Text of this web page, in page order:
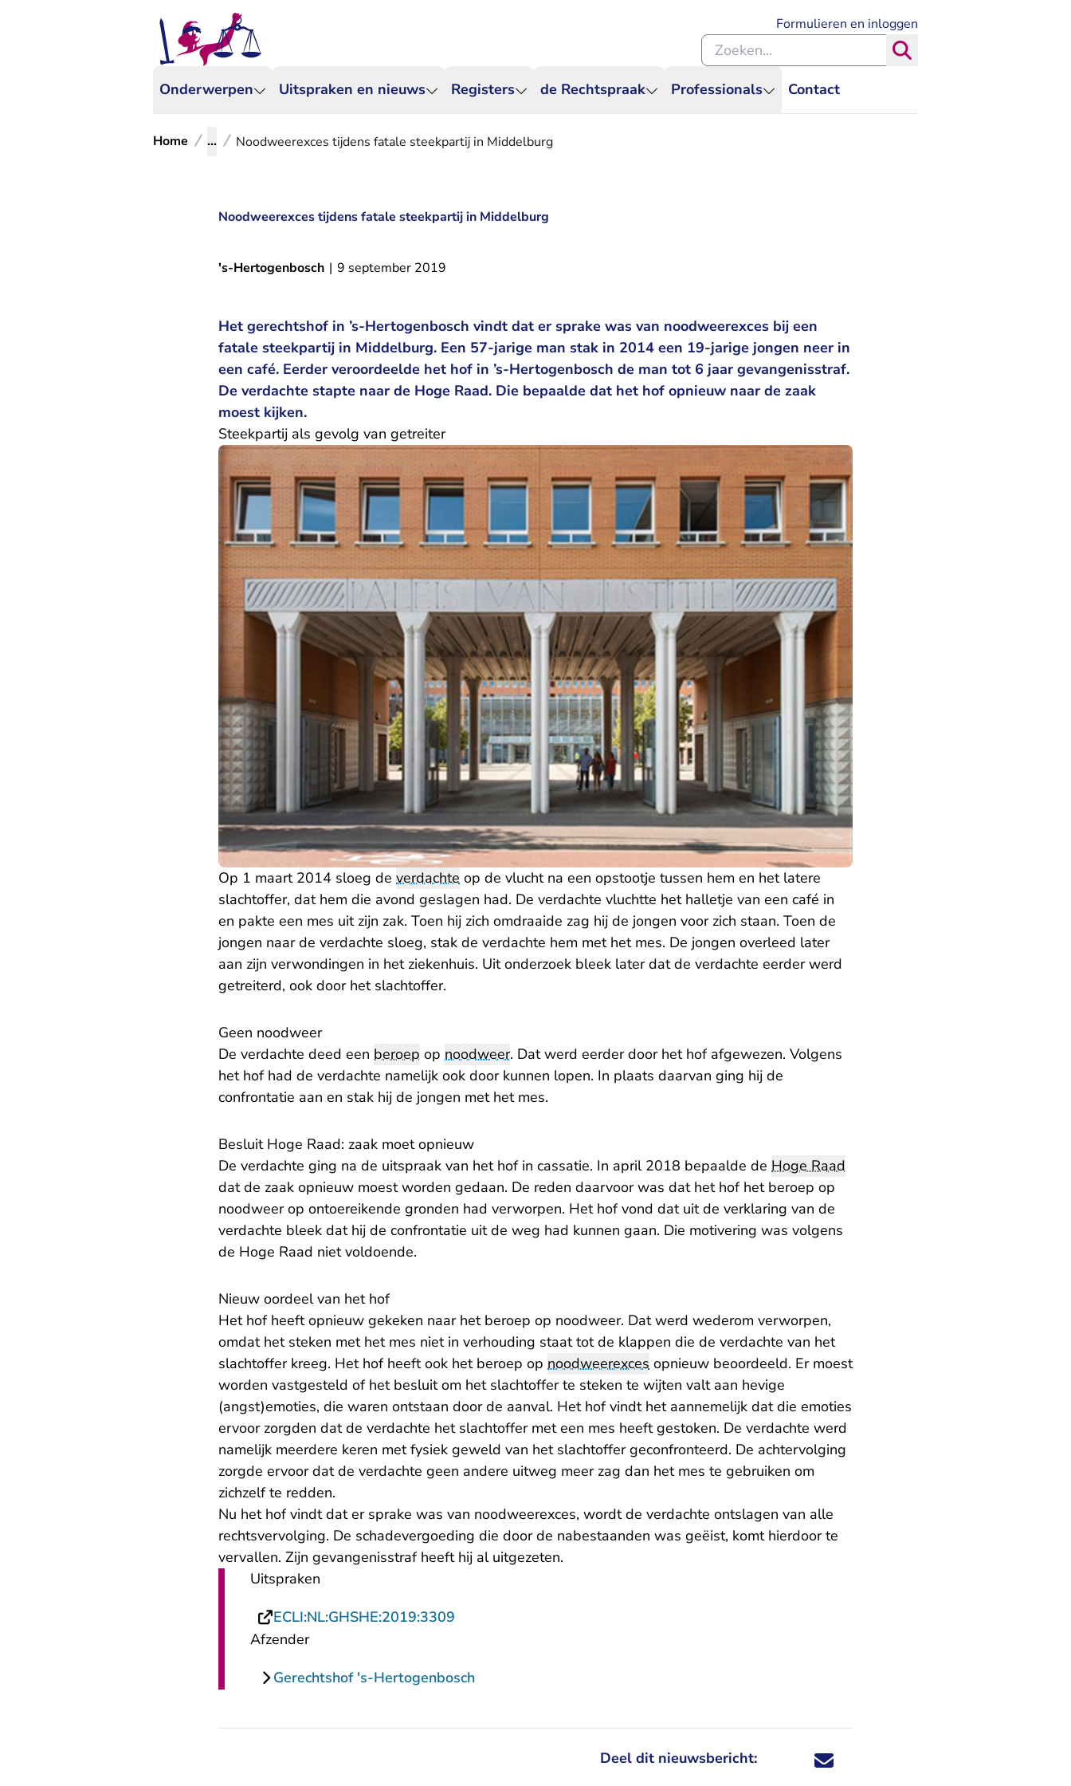
Onderwerpen Uitspraken en nieuws Registers de Rechtspraak Professionals Contact
Formulieren en inloggen
Zoeken binnen de Rechtspraak
Home ... Noodweerexces tijdens fatale steekpartij in Middelburg
Noodweerexces tijdens fatale steekpartij in Middelburg
's-Hertogenbosch | 9 september 2019
Het gerechtshof in ’s-Hertogenbosch vindt dat er sprake was van noodweerexces bij een
fatale steekpartij in Middelburg. Een 57-jarige man stak in 2014 een 19-jarige jongen neer in
een café. Eerder veroordeelde het hof in ’s-Hertogenbosch de man tot 6 jaar gevangenisstraf.
De verdachte stapte naar de Hoge Raad. Die bepaalde dat het hof opnieuw naar de zaak
moest kijken.
Steekpartij als gevolg van getreiter
Op 1 maart 2014 sloeg de verdachte op de vlucht na een opstootje tussen hem en het latere
slachtoffer, dat hem die avond geslagen had. De verdachte vluchtte het halletje van een café in
en pakte een mes uit zijn zak. Toen hij zich omdraaide zag hij de jongen voor zich staan. Toen de
jongen naar de verdachte sloeg, stak de verdachte hem met het mes. De jongen overleed later
aan zijn verwondingen in het ziekenhuis. Uit onderzoek bleek later dat de verdachte eerder werd
getreiterd, ook door het slachtoffer.
Geen noodweer
De verdachte deed een beroep op noodweer. Dat werd eerder door het hof afgewezen. Volgens
het hof had de verdachte namelijk ook door kunnen lopen. In plaats daarvan ging hij de
confrontatie aan en stak hij de jongen met het mes.
Besluit Hoge Raad: zaak moet opnieuw
De verdachte ging na de uitspraak van het hof in cassatie. In april 2018 bepaalde de Hoge Raad
dat de zaak opnieuw moest worden gedaan. De reden daarvoor was dat het hof het beroep op
noodweer op ontoereikende gronden had verworpen. Het hof vond dat uit de verklaring van de
verdachte bleek dat hij de confrontatie uit de weg had kunnen gaan. Die motivering was volgens
de Hoge Raad niet voldoende.
Nieuw oordeel van het hof
Het hof heeft opnieuw gekeken naar het beroep op noodweer. Dat werd wederom verworpen,
omdat het steken met het mes niet in verhouding staat tot de klappen die de verdachte van het
slachtoffer kreeg. Het hof heeft ook het beroep op noodweerexces opnieuw beoordeeld. Er moest
worden vastgesteld of het besluit om het slachtoffer te steken te wijten valt aan hevige
(angst)emoties, die waren ontstaan door de aanval. Het hof vindt het aannemelijk dat die emoties
ervoor zorgden dat de verdachte het slachtoffer met een mes heeft gestoken. De verdachte werd
namelijk meerdere keren met fysiek geweld van het slachtoffer geconfronteerd. De achtervolging
zorgde ervoor dat de verdachte geen andere uitweg meer zag dan het mes te gebruiken om
zichzelf te redden.
Nu het hof vindt dat er sprake was van noodweerexces, wordt de verdachte ontslagen van alle
rechtsvervolging. De schadevergoeding die door de nabestaanden was geëist, komt hierdoor te
vervallen. Zijn gevangenisstraf heeft hij al uitgezeten.
Uitspraken
ECLI:NL:GHSHE:2019:3309
Afzender
Gerechtshof 's-Hertogenbosch
Deel dit nieuwsbericht: Deel dit nieuwsbericht via X - U verlaat
Deel dit nieuwsbericht via Facebook - U
Deel dit nieuwsbericht via e-mail
Deel dit nieuwsbericht via LinkedIn - U